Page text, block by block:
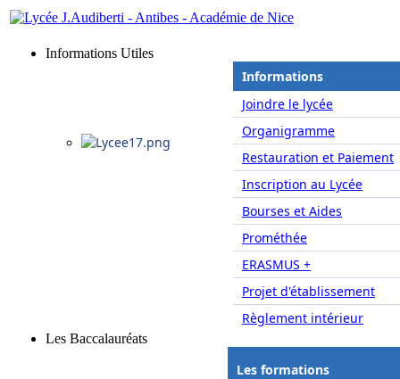
Informations Utiles
Informations
Joindre le lycée
Organigramme
Restauration et Paiement
Inscription au Lycée
Bourses et Aides
Prométhée
ERASMUS +
Projet d'établissement
Règlement intérieur
Les Baccalauréats
Les formations